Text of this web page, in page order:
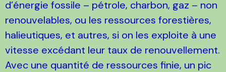
d’énergie fossile – pétrole, charbon, gaz – non
renouvelables, ou les ressources forestières,
halieutiques, et autres, si on les exploite à une
vitesse excédant leur taux de renouvellement.
Avec une quantité de ressources finie, un pic